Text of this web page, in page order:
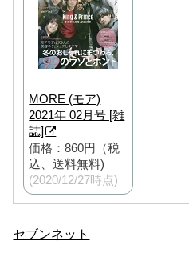
MORE (モア)
2021年 02月号 [雑
誌]
価格：860円（税
込、送料無料)
(2020/12/27時点)
セブンネット